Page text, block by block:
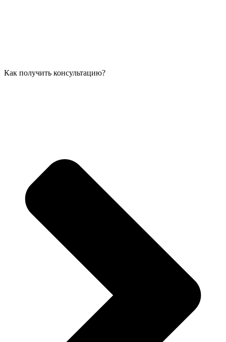
Как получить консультацию?